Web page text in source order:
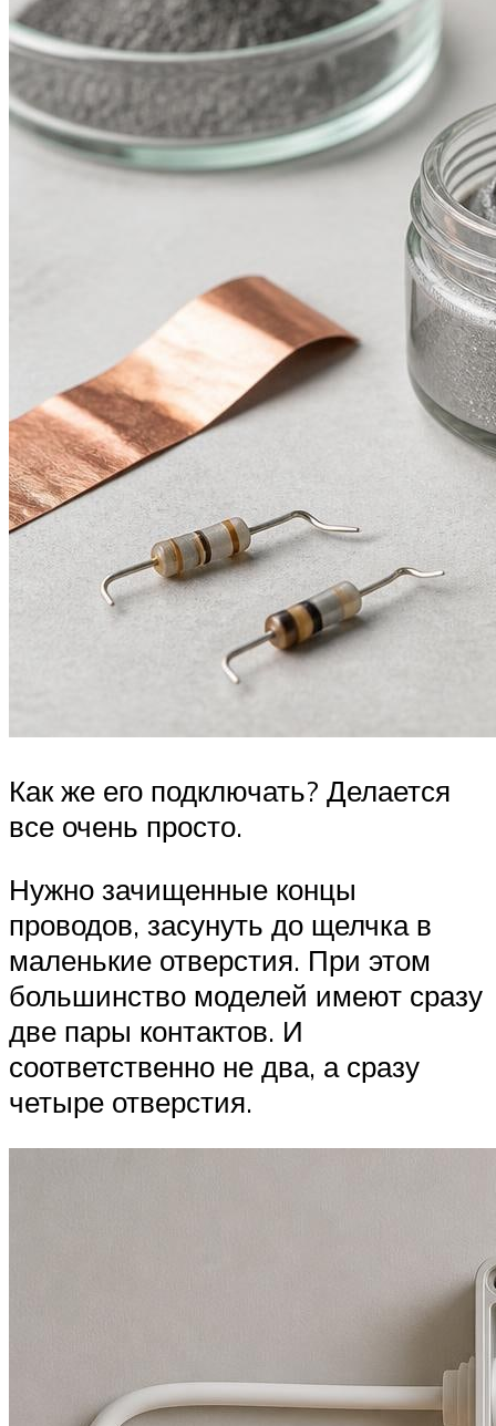
Как же его подключать? Делается
все очень просто.
Нужно зачищенные концы
проводов, засунуть до щелчка в
маленькие отверстия. При этом
большинство моделей имеют сразу
две пары контактов. И
соответственно не два, а сразу
четыре отверстия.